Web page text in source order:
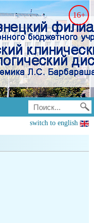
switch to english
16+